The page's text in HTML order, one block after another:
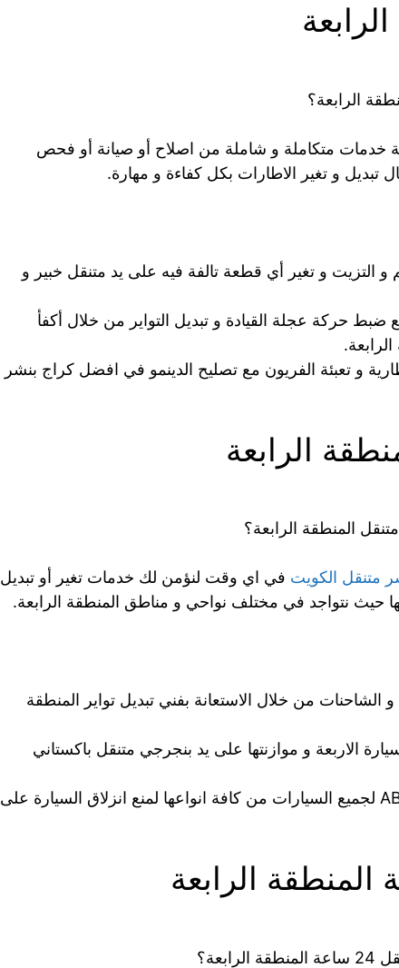
الرابعة؟
خدمات متكاملة و شاملة من اصلاح أو صيانة أو فحص
تبديل و تغير الاطارات بكل كفاءة و مهارة.
التزيت و تغير أي قطعة تالفة فيه على يد متنقل خبير و
حركة عجلة القيادة و تبديل التواير من خلال أكفأ
و تعبئة الفريون مع تصليح الدينمو في افضل كراج بنشر
الرابعة
المنطقة الرابعة؟
متنقل الكويت في اي وقت لنؤمن لك خدمات تغير أو تبديل
حيث نتواجد في مختلف نواحي و مناطق المنطقة الرابعة.
من خلال الاستعانة بفني تبديل تواير المنطقة
الاربعة و موازنتها على يد بنجرجي متنقل باكستاني
صيانة الفرامل مع توفير فحص ABS لجميع السيارات من كافة انواعها لمنع انزلاق السيارة على